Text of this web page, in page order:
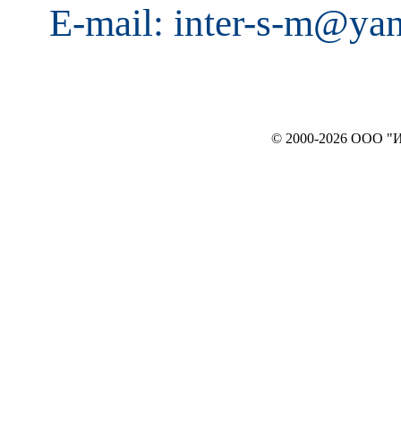
E-mail: inter-s-
© 2000-2026 ООО "ИНТЕРЬЕР`c"